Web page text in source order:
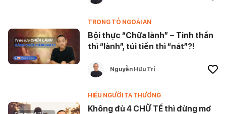
TRONG TỎ NGOÀI AN
Bội thực “Chữa lành” – Tinh thần
thì “lành”, túi tiền thì “nát”?!
Nguyễn Hữu Trí
HIỂU NGƯỜI TA THƯƠNG
Không đủ 4 CHỮ TẾ thì đừng mơ